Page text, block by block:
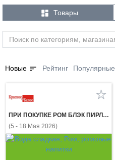
 Товары
Новые sort Рейтинг Популярные
ПРИ ПОКУПКЕ РОМ БЛЭК ПИРЛ УАЙТ 0,7 л ГАЗ. НАПИТОК ЭКСПОРТ СТАЙЛ КЛАССИК КОЛА 1 л за 1₽
(5 - 18 Мая 2026)